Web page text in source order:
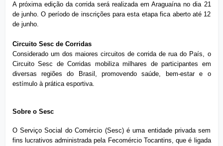
A próxima edição da corrida será realizada em Araguaína no dia 21
de junho. O período de inscrições para esta etapa fica aberto até 12
de junho.
Circuito Sesc de Corridas
Considerado um dos maiores circuitos de corrida de rua do País, o
Circuito Sesc de Corridas mobiliza milhares de participantes em
diversas regiões do Brasil, promovendo saúde, bem-estar e o
estímulo à prática esportiva.
Sobre o Sesc
O Serviço Social do Comércio (Sesc) é uma entidade privada sem
fins lucrativos administrada pela Fecomércio Tocantins, que é ligada